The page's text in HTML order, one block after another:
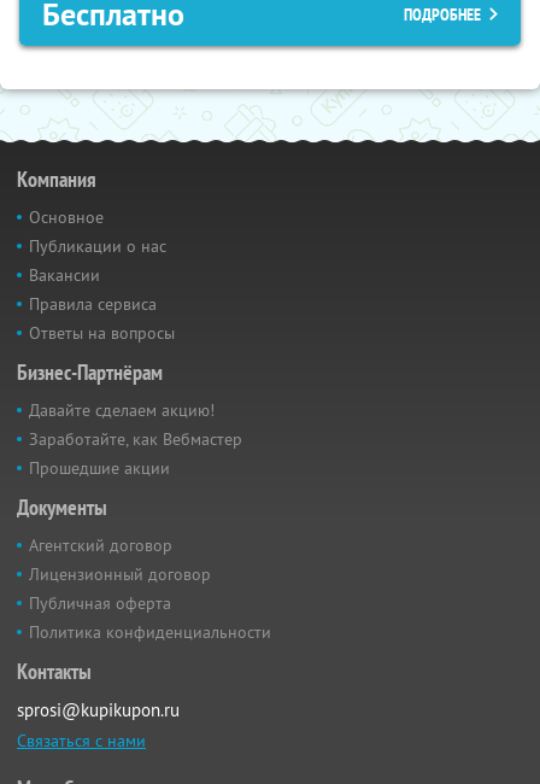
Бесплатно ПОДРОБНЕЕ
Компания
Основное
Публикации о нас
Вакансии
Правила сервиса
Ответы на вопросы
Бизнес-Партнёрам
Давайте сделаем акцию!
Заработайте, как Вебмастер
Прошедшие акции
Документы
Агентский договор
Лицензионный договор
Публичная оферта
Политика конфиденциальности
Контакты
sprosi@kupikupon.ru
Связаться с нами